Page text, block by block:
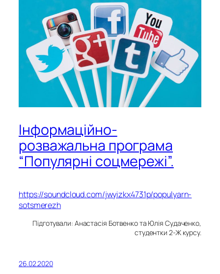
Інформаційно-
розважальна програма
“Популярні соцмережі”.
https://soundcloud.com/jwyizkx4731p/populyarn-
sotsmerezh
Підготували: Анастасія Ботвенко та Юлія Судаченко,
студентки 2-Ж курсу.
26.02.2020